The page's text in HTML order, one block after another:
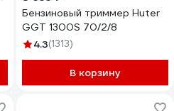
Бензиновый триммер Huter
GGT 1300S 70/2/8
4.3(1313)
В корзину